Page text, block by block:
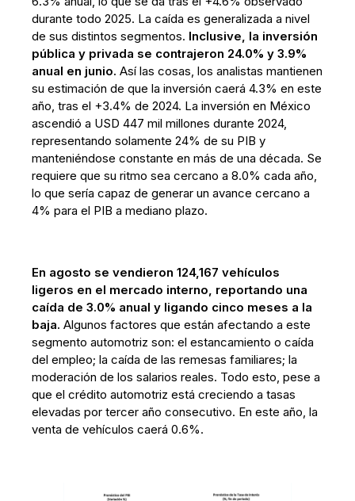
durante todo 2025. La caída es generalizada a nivel
de sus distintos segmentos. Inclusive, la inversión
pública y privada se contrajeron 24.0% y 3.9%
anual en junio. Así las cosas, los analistas mantienen
su estimación de que la inversión caerá 4.3% en este
año, tras el +3.4% de 2024. La inversión en México
ascendió a USD 447 mil millones durante 2024,
representando solamente 24% de su PIB y
manteniéndose constante en más de una década. Se
requiere que su ritmo sea cercano a 8.0% cada año,
lo que sería capaz de generar un avance cercano a
4% para el PIB a mediano plazo.
En agosto se vendieron 124,167 vehículos
ligeros en el mercado interno, reportando una
caída de 3.0% anual y ligando cinco meses a la
baja.Algunos factores que están afectando a este
segmento automotriz son: el estancamiento o caída
del empleo; la caída de las remesas familiares; la
moderación de los salarios reales. Todo esto, pese a
que el crédito automotriz está creciendo a tasas
elevadas por tercer año consecutivo. En este año, la
venta de vehículos caerá 0.6%.